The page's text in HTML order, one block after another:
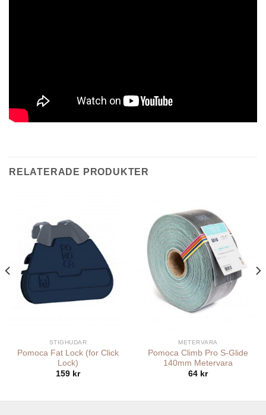
RELATERADE PRODUKTER
STIGHUDAR
Pomoca Fat Lock (for Click
Lock)
159 kr
METERVARA
Pomoca Climb Pro S-Glide
140mm Metervara
64 kr